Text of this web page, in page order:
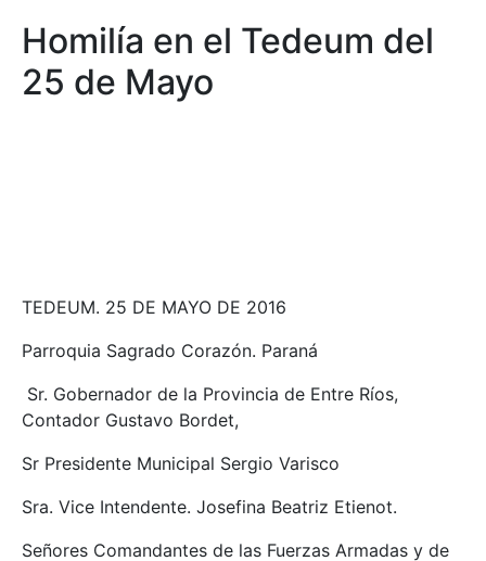
Homilía en el Tedeum del
25 de Mayo
TEDEUM. 25 DE MAYO DE 2016
Parroquia Sagrado Corazón. Paraná
Sr. Gobernador de la Provincia de Entre Ríos,
Contador Gustavo Bordet,
Sr Presidente Municipal Sergio Varisco
Sra. Vice Intendente. Josefina Beatriz Etienot.
Señores Comandantes de las Fuerzas Armadas y de